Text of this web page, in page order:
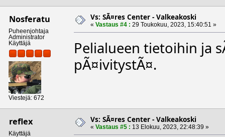
Nosferatu
Puheenjohtaja
Administrator
Käyttäjä
Viestejä: 672
Vs: SÃ¤res Center - Valkeakoski
« Vastaus #4 : 29 Toukokuu, 2023, 15:40:51 »
Pelialueen tietoihin ja
pÃ¤ivitystÃ¤.
reflex
Käyttäjä
Vs: SÃ¤res Center - Valkeakoski
« Vastaus #5 : 13 Elokuu, 2023, 22:48:39 »